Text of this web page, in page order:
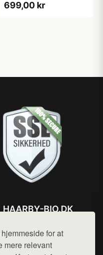
for at
mere relevant
699,00 kr
HAARBY-BIO.DK
Mail: hej@want.dk